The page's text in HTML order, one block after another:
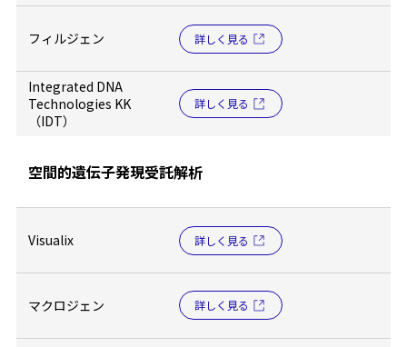
フィルジェン 詳しく見る
Integrated DNA
Technologies KK
（IDT）
詳しく見る
空間的遺伝子発現受託解析
Visualix 詳しく見る
マクロジェン 詳しく見る